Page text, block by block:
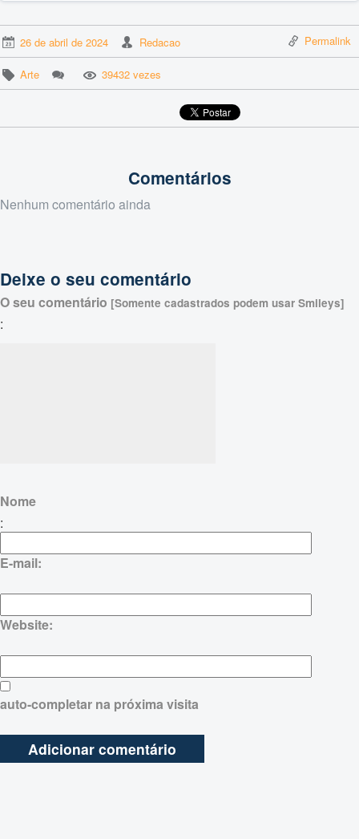
26 de abril de 2024 Redacao Permalink
Arte 39432 vezes
Comentários
Nenhum comentário ainda
Deixe o seu comentário
O seu comentário [Somente cadastrados podem usar Smileys]
:
Nome
:
E-mail:
Website:
auto-completar na próxima visita